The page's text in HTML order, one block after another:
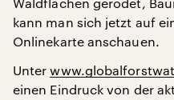
kann man sich jetzt auf
Onlinekarte anschauen.
Unter
einen Eindruck von der